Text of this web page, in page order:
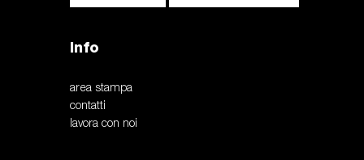
Info
area stampa
contatti
lavora con noi